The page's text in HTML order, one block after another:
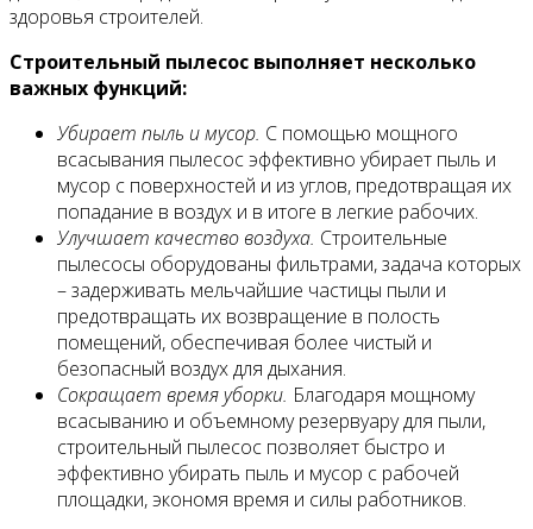
здоровья строителей.
Строительный пылесос выполняет несколько
важных функций:
Убирает пыль и мусор. С помощью мощного
всасывания пылесос эффективно убирает пыль и
мусор с поверхностей и из углов, предотвращая их
попадание в воздух и в итоге в легкие рабочих.
Улучшает качество воздуха. Строительные
пылесосы оборудованы фильтрами, задача которых
– задерживать мельчайшие частицы пыли и
предотвращать их возвращение в полость
помещений, обеспечивая более чистый и
безопасный воздух для дыхания.
Сокращает время уборки. Благодаря мощному
всасыванию и объемному резервуару для пыли,
строительный пылесос позволяет быстро и
эффективно убирать пыль и мусор с рабочей
площадки, экономя время и силы работников.